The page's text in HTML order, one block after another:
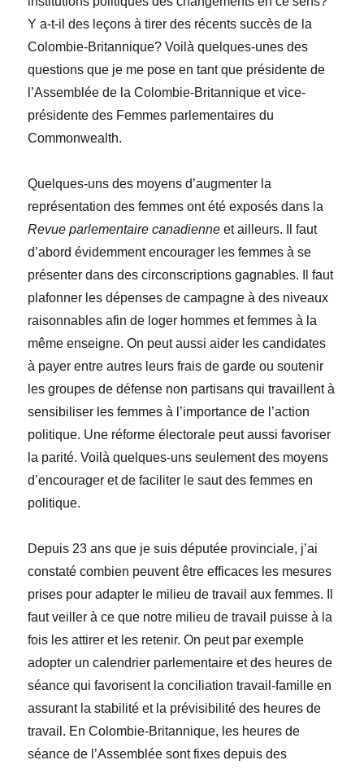
Y a-t-il des leçons à tirer des récents succès de la
Colombie-Britannique? Voilà quelques-unes des
questions que je me pose en tant que présidente de
l’Assemblée de la Colombie-Britannique et vice-
présidente des Femmes parlementaires du
Commonwealth.
Quelques-uns des moyens d’augmenter la
représentation des femmes ont été exposés dans la
Revue parlementaire canadienne et ailleurs. Il faut
d’abord évidemment encourager les femmes à se
présenter dans des circonscriptions gagnables. Il faut
plafonner les dépenses de campagne à des niveaux
raisonnables afin de loger hommes et femmes à la
même enseigne. On peut aussi aider les candidates
à payer entre autres leurs frais de garde ou soutenir
les groupes de défense non partisans qui travaillent à
sensibiliser les femmes à l’importance de l’action
politique. Une réforme électorale peut aussi favoriser
la parité. Voilà quelques-uns seulement des moyens
d’encourager et de faciliter le saut des femmes en
politique.
Depuis 23 ans que je suis députée provinciale, j’ai
constaté combien peuvent être efficaces les mesures
prises pour adapter le milieu de travail aux femmes. Il
faut veiller à ce que notre milieu de travail puisse à la
fois les attirer et les retenir. On peut par exemple
adopter un calendrier parlementaire et des heures de
séance qui favorisent la conciliation travail-famille en
assurant la stabilité et la prévisibilité des heures de
travail. En Colombie-Britannique, les heures de
séance de l’Assemblée sont fixes depuis des